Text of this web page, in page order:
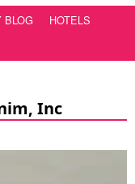
BLOG
HOTELS
Inc